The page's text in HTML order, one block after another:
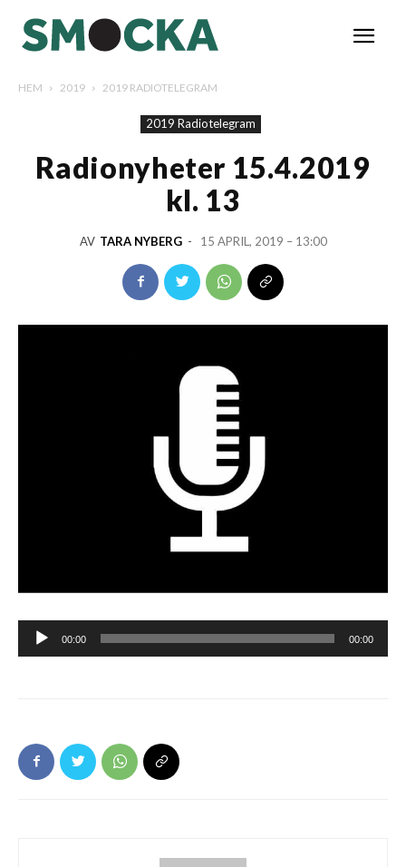
HEM 2019 2019 RADIOTELEGRAM
2019 Radiotelegram
Radionyheter 15.4.2019
kl. 13
AV TARA NYBERG - 15 APRIL, 2019 – 13:00
Ljudspelare
00:00 00:00